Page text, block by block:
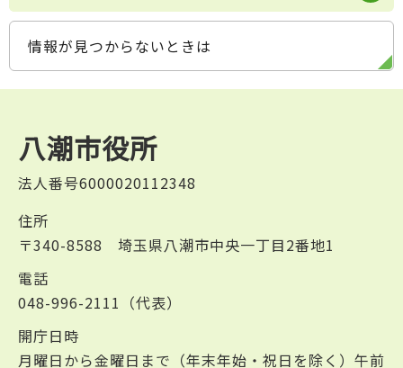
情報が見つからないときは
八潮市役所
法人番号6000020112348
住所
〒340-8588 埼玉県八潮市中央一丁目2番地1
電話
048-996-2111（代表）
開庁日時
月曜日から金曜日まで（年末年始・祝日を除く）午前